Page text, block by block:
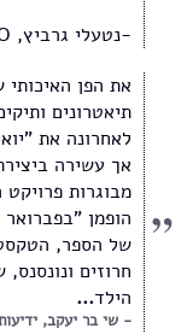
-נטעלי גרביץ, MAKO.
את הפן האיכותי
תיאטרונים
לאחרונה את
אך עשירה
מבוגרות
הופמן
של הספר,
חרוזים
הילד...
שי בר יעקב,